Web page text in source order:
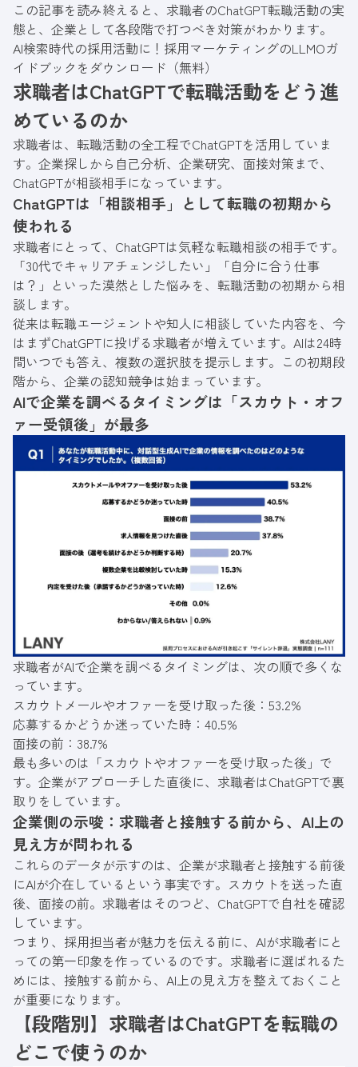
この記事を読み終えると、求職者のChatGPT転職活動の実
態と、企業として各段階で打つべき対策がわかります。
AI検索時代の採用活動に！採用マーケティングのLLMOガ
イドブックをダウンロード（無料）
求職者はChatGPTで転職活動をどう進
めているのか
求職者は、転職活動の全工程でChatGPTを活用していま
す。企業探しから自己分析、企業研究、面接対策まで、
ChatGPTが相談相手になっています。
ChatGPTは「相談相手」として転職の初期から
使われる
求職者にとって、ChatGPTは気軽な転職相談の相手です。
「30代でキャリアチェンジしたい」「自分に合う仕事
は？」といった漠然とした悩みを、転職活動の初期から相
談します。
従来は転職エージェントや知人に相談していた内容を、今
はまずChatGPTに投げる求職者が増えています。AIは24時
間いつでも答え、複数の選択肢を提示します。この初期段
階から、企業の認知競争は始まっています。
AIで企業を調べるタイミングは「スカウト・オフ
ァー受領後」が最多
求職者がAIで企業を調べるタイミングは、次の順で多くな
っています。
スカウトメールやオファーを受け取った後：53.2%
応募するかどうか迷っていた時：40.5%
面接の前：38.7%
最も多いのは「スカウトやオファーを受け取った後」で
す。企業がアプローチした直後に、求職者はChatGPTで裏
取りをしています。
企業側の示唆：求職者と接触する前から、AI上の
見え方が問われる
これらのデータが示すのは、企業が求職者と接触する前後
にAIが介在しているという事実です。スカウトを送った直
後、面接の前。求職者はそのつど、ChatGPTで自社を確認
しています。
つまり、採用担当者が魅力を伝える前に、AIが求職者にと
っての第一印象を作っているのです。求職者に選ばれるた
めには、接触する前から、AI上の見え方を整えておくこと
が重要になります。
【段階別】求職者はChatGPTを転職の
どこで使うのか